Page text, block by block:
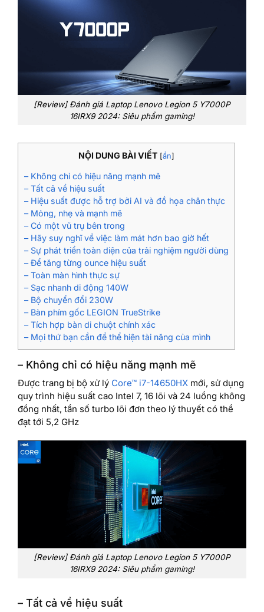
[Review] Đánh giá Laptop Lenovo Legion 5 Y7000P
16IRX9 2024: Siêu phẩm gaming!
NỘI DUNG BÀI VIẾT [ẩn]
– Không chỉ có hiệu năng mạnh mẽ
– Tất cả về hiệu suất
– Hiệu suất được hỗ trợ bởi AI và đồ họa chân thực
– Mỏng, nhẹ và mạnh mẽ
– Có một vũ trụ bên trong
– Hãy suy nghĩ về việc làm mát hơn bao giờ hết
– Sự phát triển toàn diện của trải nghiệm người dùng
– Để tăng từng ounce hiệu suất
– Toàn màn hình thực sự
– Sạc nhanh di động 140W
– Bộ chuyển đổi 230W
– Bàn phím gốc LEGION TrueStrike
– Tích hợp bàn di chuột chính xác
– Mọi thứ bạn cần để thể hiện tài năng của mình
– Không chỉ có hiệu năng mạnh mẽ
Được trang bị bộ xử lý Core™ i7-14650HX mới, sử dụng
quy trình hiệu suất cao Intel 7, 16 lõi và 24 luồng không
đồng nhất, tần số turbo lõi đơn theo lý thuyết có thể
đạt tới 5,2 GHz
[Review] Đánh giá Laptop Lenovo Legion 5 Y7000P
16IRX9 2024: Siêu phẩm gaming!
– Tất cả về hiệu suất